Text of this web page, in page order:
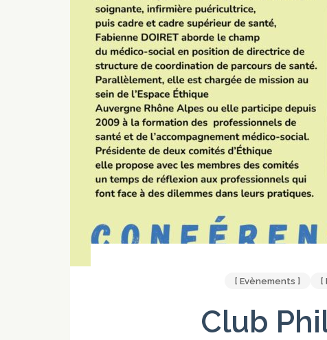
[ Evènements ] [
Club